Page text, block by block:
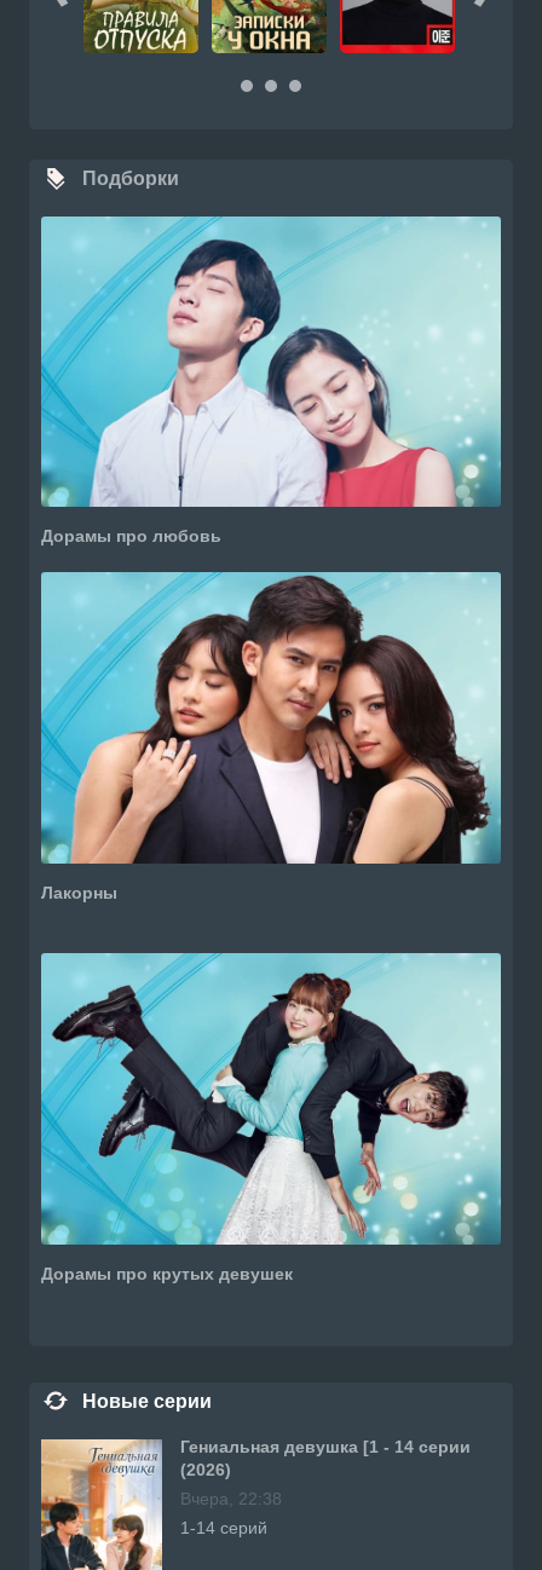
Подборки
Дорамы про любовь
Лакорны
Дорамы про крутых девушек
Новые серии
Гениальная девушка [1 - 14 серии
(2026)
Вчера, 22:38
1-14 серий